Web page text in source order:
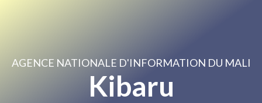
AGENCE NATIONALE D'INFORMATION DU MALI
Kibaru